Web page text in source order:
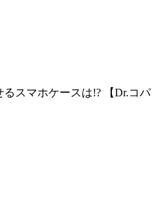
るスマホケースは!? 【Dr.コパ